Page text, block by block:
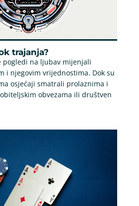
trajanja?
pogledi na ljubav mijenjali
i njegovim vrijednostima. Dok su
osjećaji smatrali prolaznima i
obvezama ili društven